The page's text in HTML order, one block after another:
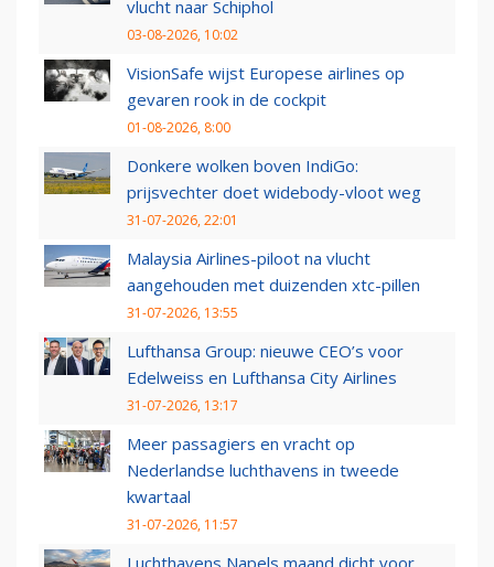
vlucht naar Schiphol
03-08-2026, 10:02
VisionSafe wijst Europese airlines op
gevaren rook in de cockpit
01-08-2026, 8:00
Donkere wolken boven IndiGo:
prijsvechter doet widebody-vloot weg
31-07-2026, 22:01
Malaysia Airlines-piloot na vlucht
aangehouden met duizenden xtc-pillen
31-07-2026, 13:55
Lufthansa Group: nieuwe CEO’s voor
Edelweiss en Lufthansa City Airlines
31-07-2026, 13:17
Meer passagiers en vracht op
Nederlandse luchthavens in tweede
kwartaal
31-07-2026, 11:57